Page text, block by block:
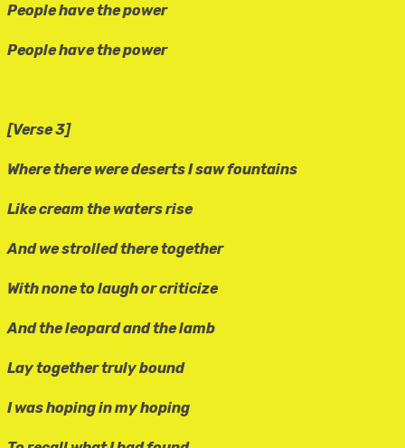
People have the power
People have the power
[Verse 3]
Where there were deserts I saw fountains
Like cream the waters rise
And we strolled there together
With none to laugh or criticize
And the leopard and the lamb
Lay together truly bound
I was hoping in my hoping